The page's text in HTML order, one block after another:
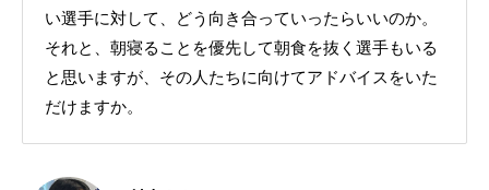
い選手に対して、どう向き合っていったらいいのか。
それと、朝寝ることを優先して朝食を抜く選手もいる
と思いますが、その人たちに向けてアドバイスをいた
だけますか。